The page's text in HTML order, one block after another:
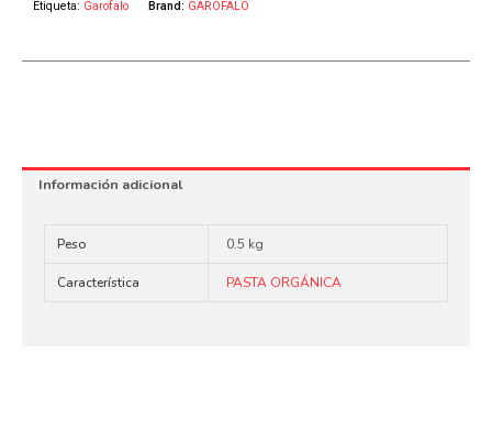
Etiqueta: Garofalo Brand: GAROFALO
Información adicional
Peso 0.5 kg
Característica PASTA ORGÁNICA